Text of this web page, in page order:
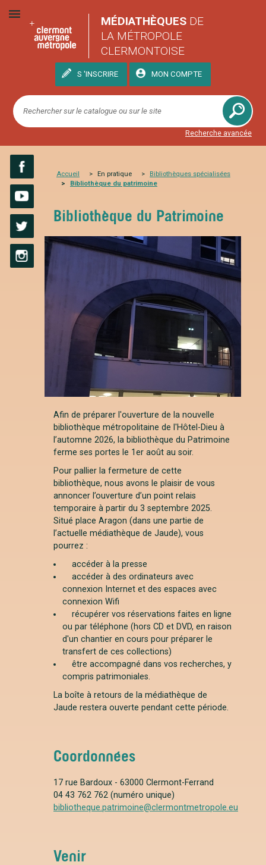
MÉDIATHÈQUES DE
LA MÉTROPOLE
CLERMONTOISE
S 'INSCRIRE MON COMPTE
Recherche avancée
Accueil En pratique Bibliothèques spécialisées
Bibliothèque du patrimoine
Bibliothèque du Patrimoine
Afin de préparer l'ouverture de la nouvelle
bibliothèque métropolitaine de l'Hôtel-Dieu à
l’automne 2026, la bibliothèque du Patrimoine
ferme ses portes le 1er août au soir.
Pour pallier la fermeture de cette
bibliothèque, nous avons le plaisir de vous
annoncer l’ouverture d’un point relais
temporaire à partir du 3 septembre 2025.
Situé place Aragon (dans une partie de
l’actuelle médiathèque de Jaude), vous
pourrez :
accéder à la presse
accéder à des ordinateurs avec
connexion Internet et des espaces avec
connexion Wifi
récupérer vos réservations faites en ligne
ou par téléphone (hors CD et DVD, en raison
d'un chantier en cours pour préparer le
transfert de ces collections)
être accompagné dans vos recherches, y
compris patrimoniales.
La boîte à retours de la médiathèque de
Jaude restera ouverte pendant cette période.
Coordonnées
17 rue Bardoux - 63000 Clermont-Ferrand
04 43 762 762 (numéro unique)
bibliotheque.patrimoine@clermontmetropole.eu
Venir
Facebook
YouTube
Twitter